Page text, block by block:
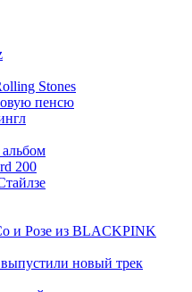
Stones
пенсю
200
и Розе из BLACKPINK
новый трек